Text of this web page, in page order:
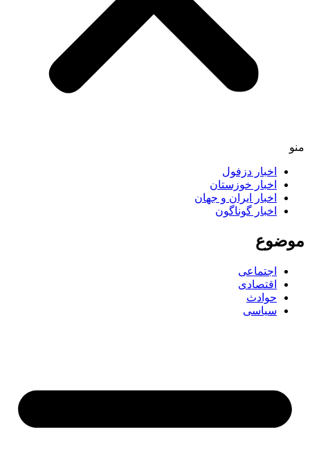
منو
اخبار دزفول
اخبار خوزستان
اخبار ایران و جهان
اخبار گوناگون
موضوع
اجتماعی
اقتصادی
حوادث
سیاسی